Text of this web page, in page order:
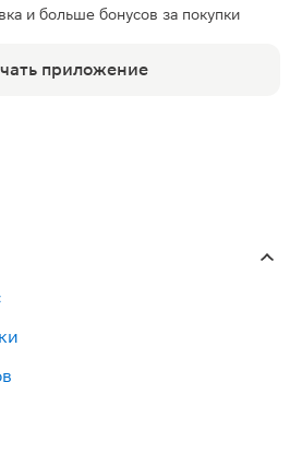
и больше бонусов за покупки
приложение